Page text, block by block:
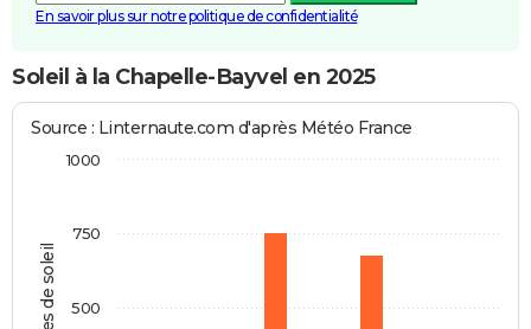
En savoir plus sur notre politique de confidentialité
Soleil à la Chapelle-Bayvel en 2025
Source : Linternaute.com d'après Météo France
500
750
1000